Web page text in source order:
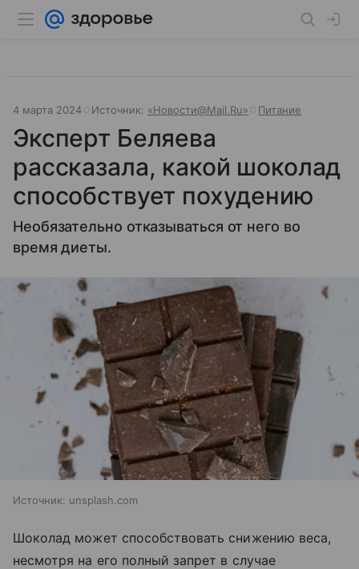
4 марта 2024 Источник: «Новости@Mail.Ru» Питание
Эксперт Беляева
рассказала, какой шоколад
способствует похудению
Необязательно отказываться от него во
время диеты.
Источник: unsplash.com
Шоколад может способствовать снижению веса,
несмотря на его полный запрет в случае